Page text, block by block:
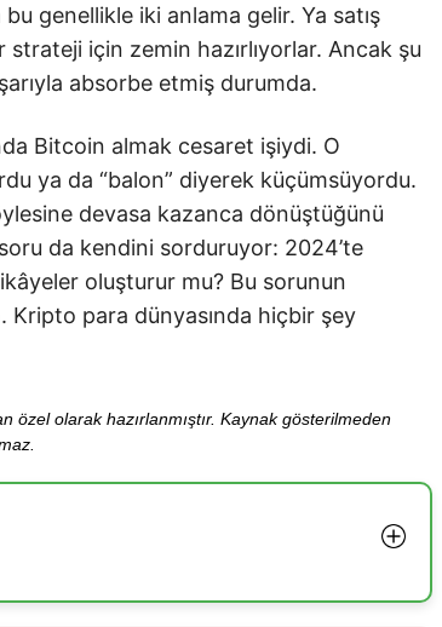
genellikle iki anlama gelir. Ya satış
için zemin hazırlıyorlar. Ancak şu
absorbe etmiş durumda.
Bitcoin almak cesaret işiydi. O
ya da “balon” diyerek küçümsüyordu.
devasa kazanca dönüştüğünü
da kendini sorduruyor: 2024’te
oluşturur mu? Bu sorunun
Kripto para dünyasında hiçbir şey
özel olarak hazırlanmıştır. Kaynak gösterilmeden